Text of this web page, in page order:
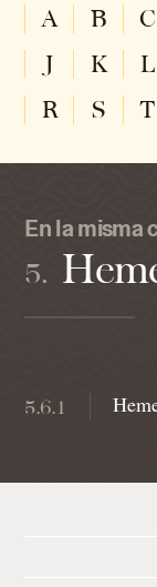
A B C
J
K L
R
S T
En la misma
5.
5.6.1